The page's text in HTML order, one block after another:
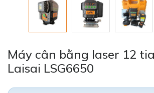
Máy cân bằng laser 12
Laisai LSG6650